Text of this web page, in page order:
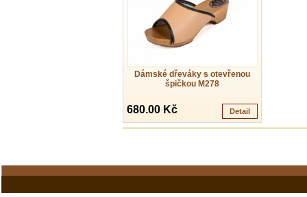
Dámské dřeváky s otevřenou
špičkou M278
680.00 Kč Detail